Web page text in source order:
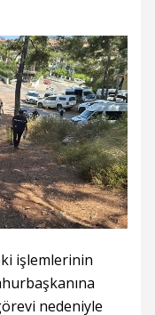
işlemlerinin
nedeniyle